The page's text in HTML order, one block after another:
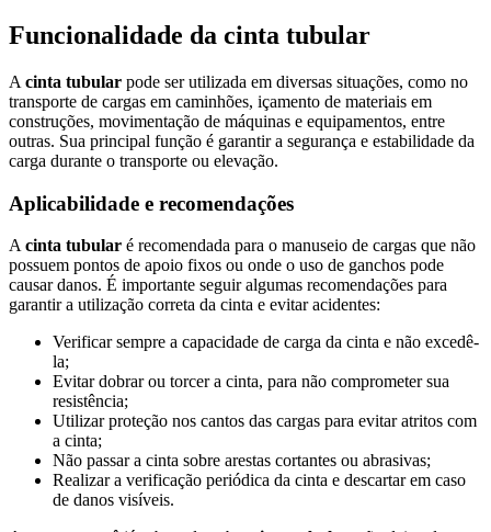
Funcionalidade da cinta tubular
A cinta tubular pode ser utilizada em diversas situações, como no
transporte de cargas em caminhões, içamento de materiais em
construções, movimentação de máquinas e equipamentos, entre
outras. Sua principal função é garantir a segurança e estabilidade da
carga durante o transporte ou elevação.
Aplicabilidade e recomendações
Acinta tubular é recomendada para o manuseio de cargas que não
possuem pontos de apoio fixos ou onde o uso de ganchos pode
causar danos. É importante seguir algumas recomendações para
garantir a utilização correta da cinta e evitar acidentes:
Verificar sempre a capacidade de carga da cinta e não excedê-
la;
Evitar dobrar ou torcer a cinta, para não comprometer sua
resistência;
Utilizar proteção nos cantos das cargas para evitar atritos com
a cinta;
Não passar a cinta sobre arestas cortantes ou abrasivas;
Realizar a verificação periódica da cinta e descartar em caso
de danos visíveis.